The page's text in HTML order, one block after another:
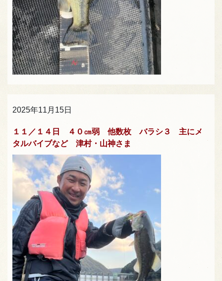
2025年11月15日
１１／１４日 ４０㎝弱 他数枚 バラシ３ 主にメ
タルバイブなど 津村・山神さま